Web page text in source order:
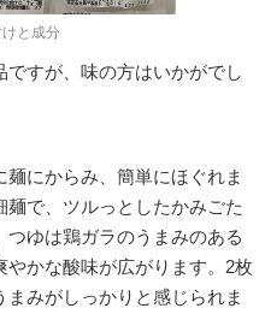
と成分
すが、味の方はいかがでし
にからみ、簡単にほぐれま
麺で、ツルっとしたかみごた
ゆは鶏ガラのうまみのある
やかな酸味が広がります。2枚
みがしっかりと感じられま